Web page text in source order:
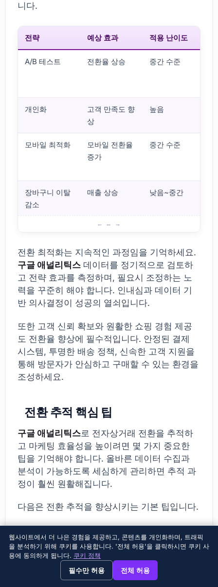
View this page in English?
니다.
전략 예상 효과 적용 난이도
A/B 테스트 전환율 상승 중간 수준
개인화
고객 만족도 향
상
높음
모바일 최적화
모바일 전환율
증가
중간 수준
장바구니 이탈
감소
매출 상승 낮음~중간
전환 최적화는 지속적인 과정임을 기억하세요.
구글 애널리틱스 데이터를 정기적으로 검토하
고 전략 효과를 측정하며, 필요시 조정하는 노
력을 꾸준히 해야 합니다. 인내심과 데이터 기
반 의사결정이 성공의 열쇠입니다.
또한 고객 신뢰 확보와 원활한 쇼핑 경험 제공
도 전환율 향상에 필수적입니다. 안정된 결제
시스템, 투명한 배송 정책, 신속한 고객 지원을
통해 방문자가 안심하고 구매할 수 있는 환경을
조성하세요.
전환 추적 핵심 팁
구글 애널리틱스로 전자상거래 전환을 추적하
고 마케팅 효율성을 높이려면 몇 가지 중요한
팁을 기억해야 합니다. 올바른 데이터 수집과
분석이 가능하도록 세심하게 관리하면 추적 과
정이 훨씬 원활해집니다.
다음은 전환 추적을 향상시키는 기본 팁입니다.
문의 폼 제출 등 전환으로 간주할 행동을 구
체적으로 정의하세요.
정확한 태그 관리:이벤트와 목표를 일관되고
웹사이트에서 더 나은 경험을 제공하고, 콘텐츠를 개인화하며, 트래픽
을 분석하기 위해 쿠키를 사용합니다. '전체 허용'을 클릭하시면 쿠키 사
용에 동의하게 됩니다. 쿠키 정책
필수만 허용 전체 허용